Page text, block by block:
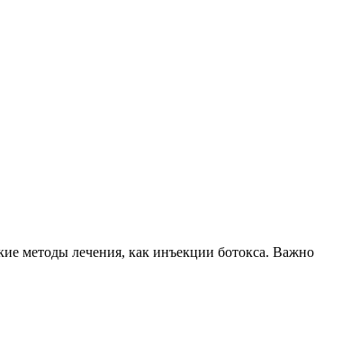
методы лечения, как инъекции ботокса. Важно